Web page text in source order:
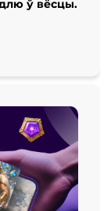
ў вёсцы.